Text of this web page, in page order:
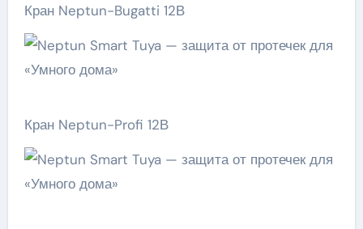
Кран Neptun-Bugatti 12В
Кран Neptun-Profi 12В